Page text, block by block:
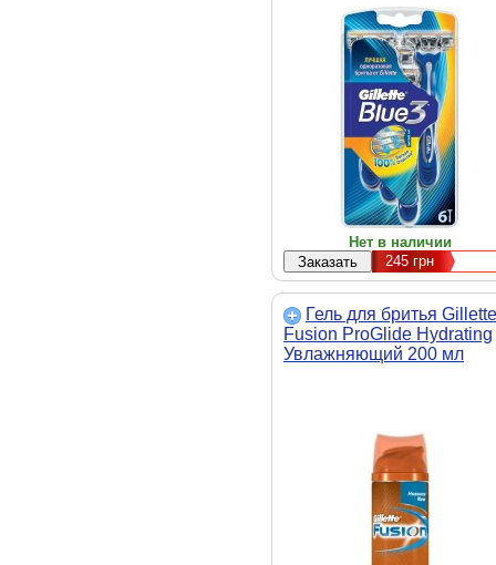
Нет в наличии
245грн
Гель для бритья Gillette
Fusion ProGlide Hydrating
Увлажняющий 200 мл